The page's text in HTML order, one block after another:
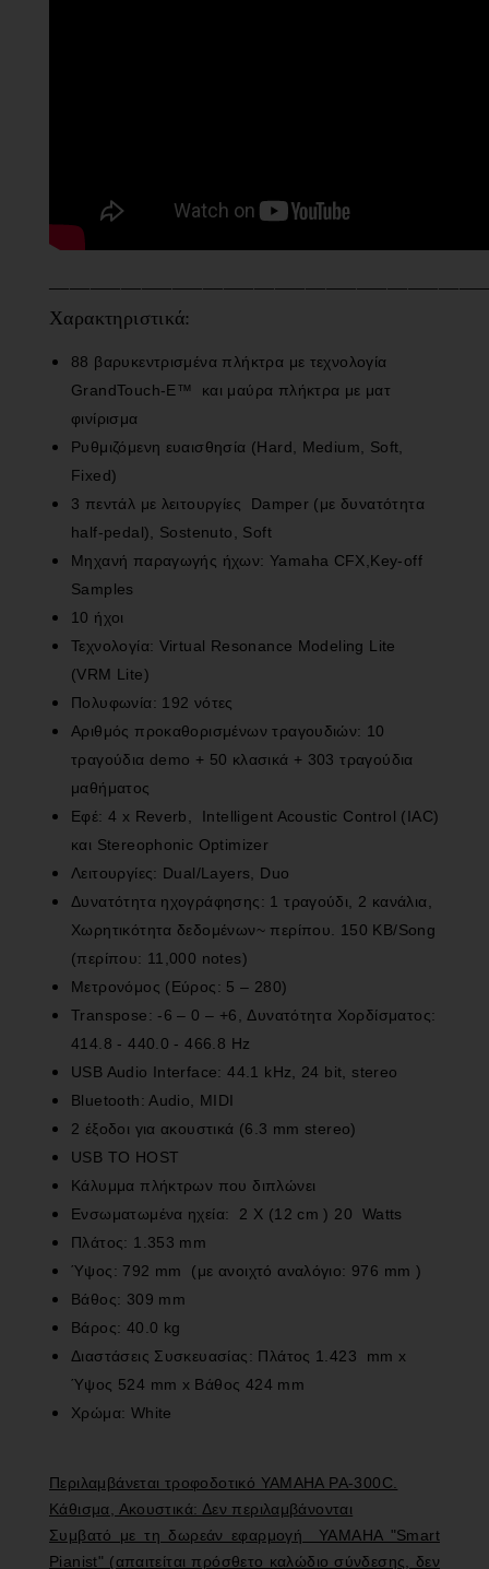
Χαρακτηριστικά:
88 βαρυκεντρισμένα πλήκτρα με τεχνολογία
GrandTouch-E™ και μαύρα πλήκτρα με ματ
φινίρισμα
Ρυθμιζόμενη ευαισθησία (Hard, Medium, Soft,
Fixed)
3 πεντάλ με λειτουργίες Damper (με δυνατότητα
half-pedal), Sostenuto, Soft
Μηχανή παραγωγής ήχων: Yamaha CFX,Key-off
Samples
10 ήχοι
Τεχνολογία: Virtual Resonance Modeling Lite
(VRM Lite)
Πολυφωνία: 192 νότες
Αριθμός προκαθορισμένων τραγουδιών: 10
τραγούδια demo + 50 κλασικά + 303 τραγούδια
μαθήματος
Eφέ: 4 x Reverb, Intelligent Acoustic Control (IAC)
και Stereophonic Optimizer
Λειτουργίες: Dual/Layers, Duo
Δυνατότητα ηχογράφησης: 1 τραγούδι, 2 κανάλια,
Χωρητικότητα δεδομένων~ περίπου. 150 KB/Song
(περίπου: 11,000 notes)
Μετρονόμος (Εύρος: 5 – 280)
Transpose: -6 – 0 – +6, Δυνατότητα Χορδίσματος:
414.8 - 440.0 - 466.8 Hz
USB Audio Interface: 44.1 kHz, 24 bit, stereo
Bluetooth: Audio, MIDI
2 έξοδοι για ακουστικά (6.3 mm stereo)
USB TO HOST
Κάλυμμα πλήκτρων που διπλώνει
Ενσωματωμένα ηχεία: 2 Χ (12 cm ) 20 Watts
Πλάτος: 1.353 mm
Ύψος: 792 mm (με ανοιχτό αναλόγιο: 976 mm )
Βάθος: 309 mm
Βάρος: 40.0 kg
Διαστάσεις Συσκευασίας: Πλάτος 1.423 mm x
Ύψος 524 mm x Βάθος 424 mm
Χρώμα: White
Περιλαμβάνεται τροφοδοτικό ΥΑΜΑΗΑ PA-300C.
Κάθισμα, Ακουστικά: Δεν περιλαμβάνονται
Συμβατό με τη δωρεάν εφαρμογή ΥΑΜΑΗΑ "Smart
Pianist" (απαιτείται πρόσθετο καλώδιο σύνδεσης, δεν